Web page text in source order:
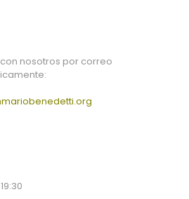
nosotros por correo